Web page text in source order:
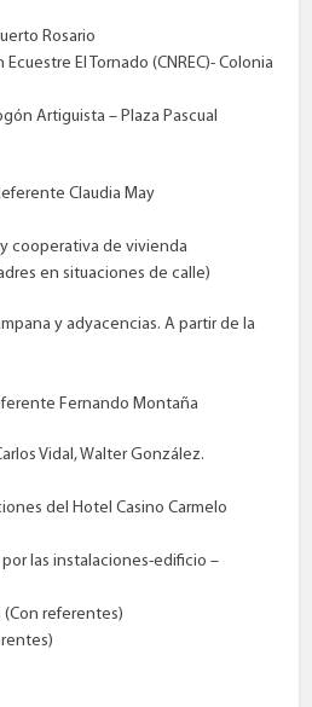
Rosario
El Tornado (CNREC)- Colonia
Artiguista – Plaza Pascual
Claudia May
cooperativa de vivienda
en situaciones de calle)
y adyacencias. A partir de la
Fernando Montaña
Vidal, Walter González.
del Hotel Casino Carmelo
por las instalaciones-edificio –
(Con referentes)